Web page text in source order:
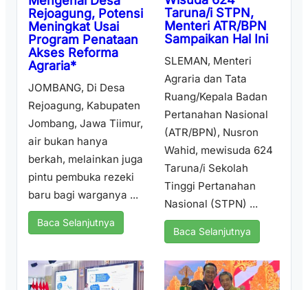
Rejoagung, Potensi
Meningkat Usai
Program Penataan
Akses Reforma
Agraria*
JOMBANG, Di Desa
Rejoagung, Kabupaten
Jombang, Jawa Tiimur,
air bukan hanya
berkah, melainkan juga
pintu pembuka rezeki
baru bagi warganya ...
Baca Selanjutnya
Taruna/i STPN,
Menteri ATR/BPN
Sampaikan Hal Ini
SLEMAN, Menteri
Agraria dan Tata
Ruang/Kepala Badan
Pertanahan Nasional
(ATR/BPN), Nusron
Wahid, mewisuda 624
Taruna/i Sekolah
Tinggi Pertanahan
Nasional (STPN) ...
Baca Selanjutnya